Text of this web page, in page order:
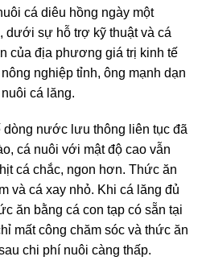
cá diêu hồng ngày một
dưới sự hỗ trợ kỹ thuật và cá
của địa phương giá trị kinh tế
nghiệp tỉnh, ông mạnh dạn
cá lăng.
nước lưu thông liên tục đã
cá nuôi với mật độ cao vẫn
cá chắc, ngon hơn. Thức ăn
và cá xay nhỏ. Khi cá lăng đủ
ăn bằng cá con tạp có sẵn tại
mất công chăm sóc và thức ăn
chi phí nuôi càng thấp.